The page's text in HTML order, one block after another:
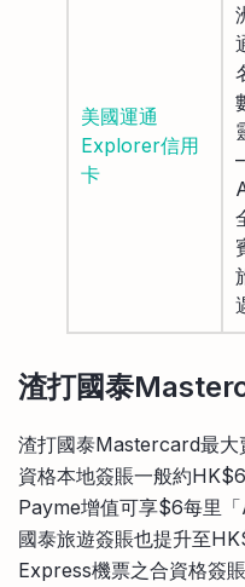
美國運通
Explorer信用
卡
渣打國泰
渣打國泰Mastercard最大
資格本地簽賬一般約
Payme增值可享$6每里
國泰旅遊簽賬也提升至
Express機票之合資格簽